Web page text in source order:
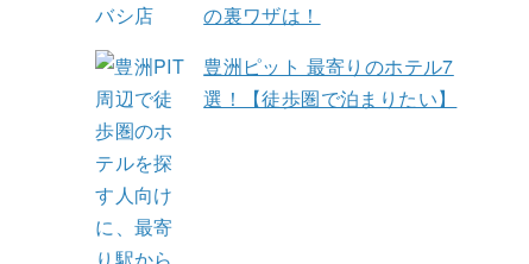
の裏ワザは！
豊洲ピット 最寄りのホテル7
選！【徒歩圏で泊まりたい】